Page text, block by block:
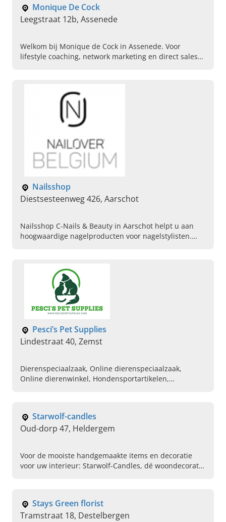
Monique De Cock
Leegstraat 12b, Assenede
Welkom bij Monique de Cock in Assenede. Voor
lifestyle coaching, network marketing en direct sales
Nailsshop
Diestsesteenweg 426, Aarschot
Nailsshop C-Nails & Beauty in Aarschot helpt u aan
hoogwaardige nagelproducten voor nagelstylisten.
Pesci’s Pet Supplies
Lindestraat 40, Zemst
Dierenspeciaalzaak, Online dierenspeciaalzaak,
Online dierenwinkel, Hondensportartikelen,
Starwolf-candles
Oud-dorp 47, Heldergem
Voor de mooiste handgemaakte items en decoratie
voor uw interieur: Starwolf-Candles, dé woondecoratie
Stays Green florist
Tramstraat 18, Destelbergen